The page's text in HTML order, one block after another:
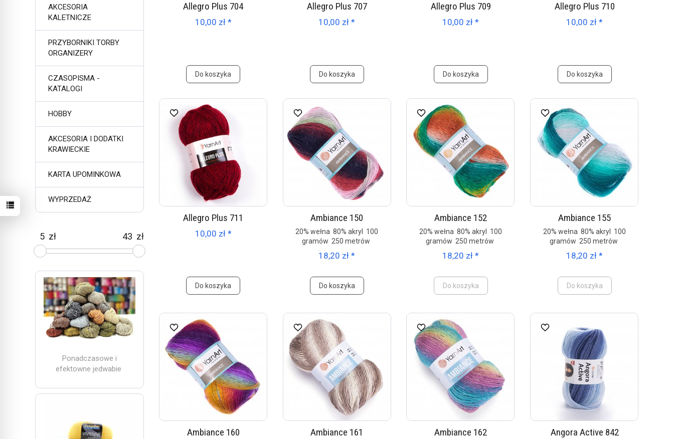
Allegro Plus 704
10,00 zł *
Do koszyka
Allegro Plus 707
10,00 zł *
Do koszyka
Allegro Plus 709
10,00 zł *
Do koszyka
Allegro Plus 710
10,00 zł *
Do koszyka
Allegro Plus 711
10,00 zł *
Do koszyka
Ambiance 150
20% wełna 80% akryl 100
gramów 250 metrów
18,20 zł *
Do koszyka
Ambiance 152
20% wełna 80% akryl 100
gramów 250 metrów
18,20 zł *
Do koszyka
Ambiance 155
20% wełna 80% akryl 100
gramów 250 metrów
18,20 zł *
Do koszyka
Ambiance 160 Ambiance 161 Ambiance 162 Angora Active 842
AKCESORIA
KALETNICZE
PRZYBORNIKI TORBY
ORGANIZERY
CZASOPISMA -
KATALOGI
HOBBY
AKCESORIA I DODATKI
KRAWIECKIE
KARTA UPOMINKOWA
WYPRZEDAŻ
zł zł
Ponadczasowe i
efektowne jedwabie